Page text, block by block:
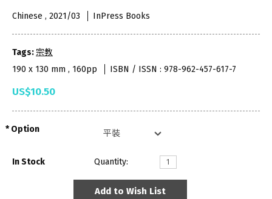
Chinese , 2021/03 InPress Books
Tags:宗教
190 x 130 mm , 160pp
ISBN / ISSN : 978-962-457-617-7
US$10.50
Option
In Stock Quantity:
Add to Wish List